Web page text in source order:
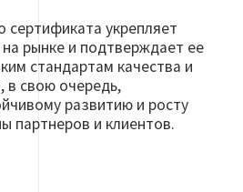
сертификата укрепляет
рынке и подтверждает ее
стандартам качества и
в свою очередь,
развитию и росту
партнеров и клиентов.